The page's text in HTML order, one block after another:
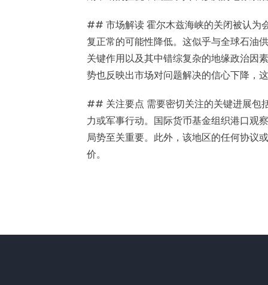
## 市场解读 霍尔木兹海峡的关闭被认为
复正常的可能性降低。这似乎与全球石油
关键作用以及其中错综复杂的地缘政治因
势也反映出市场对问题解决的信心下降，
## 关注要点 需要密切关注的关键进展包
力或军事行动。国际货币基金组织港口观
局势至关重要。此外，该地区的任何协议
价。